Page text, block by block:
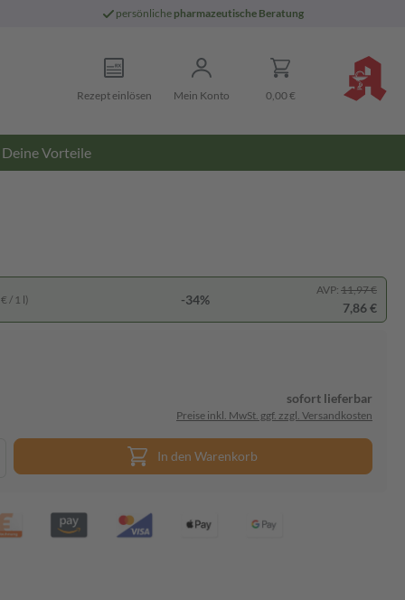
persönliche pharmazeutische Beratung
Rezept einlösen Mein Konto 0,00 €
Deine Vorteile
/ 1 l) -34%
AVP: 11,97 €
7,86 €
sofort lieferbar
Preise inkl. MwSt. ggf. zzgl. Versandkosten
In den Warenkorb